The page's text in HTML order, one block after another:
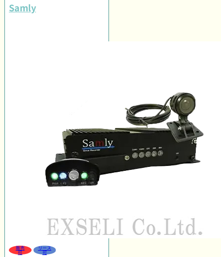
Samly
販売
可
リース
可